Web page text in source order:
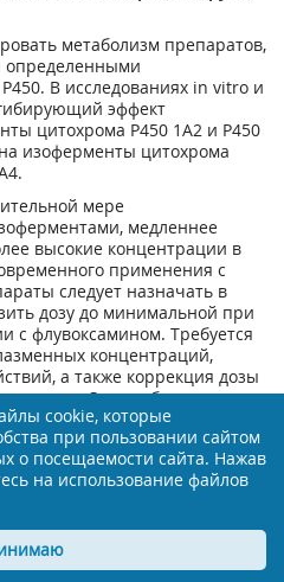
метаболизм препаратов,
определенными
В исследованиях in vitro и
эффект
цитохрома Р450 1А2 и Р450
изоферменты цитохрома
мере
медленнее
высокие концентрации в
применения с
следует назначать в
дозу до минимальной при
с флувоксамином. Требуется
концентраций,
а также коррекция дозы
Это особенно
имеют узкий
раза в день по 100 мг в
применением
AUC (площадь под
для рамелтеона
cookie, которые
при пользовании сайтом
о посещаемости сайта. Нажав
на использование файлов